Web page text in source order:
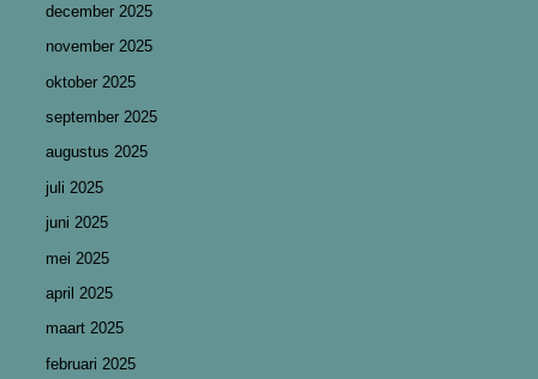
december 2025
november 2025
oktober 2025
september 2025
augustus 2025
juli 2025
juni 2025
mei 2025
april 2025
maart 2025
februari 2025